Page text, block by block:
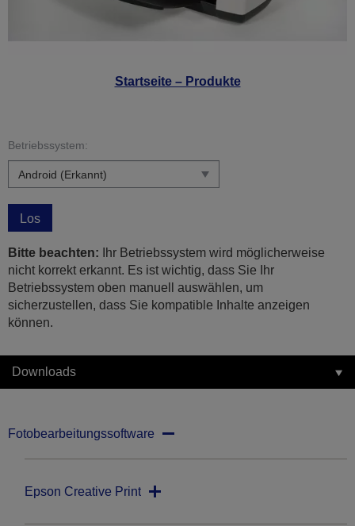
Startseite – Produkte
Betriebssystem:
Los
Bitte beachten: Ihr Betriebssystem wird möglicherweise
nicht korrekt erkannt. Es ist wichtig, dass Sie Ihr
Betriebssystem oben manuell auswählen, um
sicherzustellen, dass Sie kompatible Inhalte anzeigen
können.
Downloads
Fotobearbeitungssoftware
Epson Creative Print